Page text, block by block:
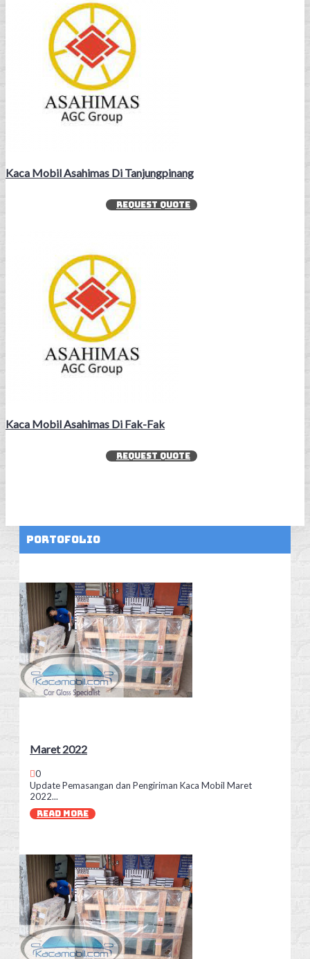
Kaca Mobil Asahimas Di Tanjungpinang
REQUEST QUOTE
Kaca Mobil Asahimas Di Fak-Fak
REQUEST QUOTE
Portofolio
Maret 2022
0
Update Pemasangan dan Pengiriman Kaca Mobil Maret
2022...
READ MORE